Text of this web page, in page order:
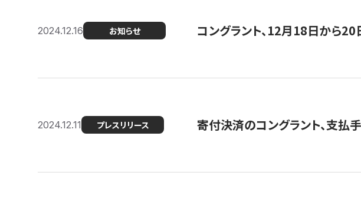
2024.12.16 お知らせ コングラント、12月18日から
2024.12.11 プレスリリース 寄付決済のコングラント、支払